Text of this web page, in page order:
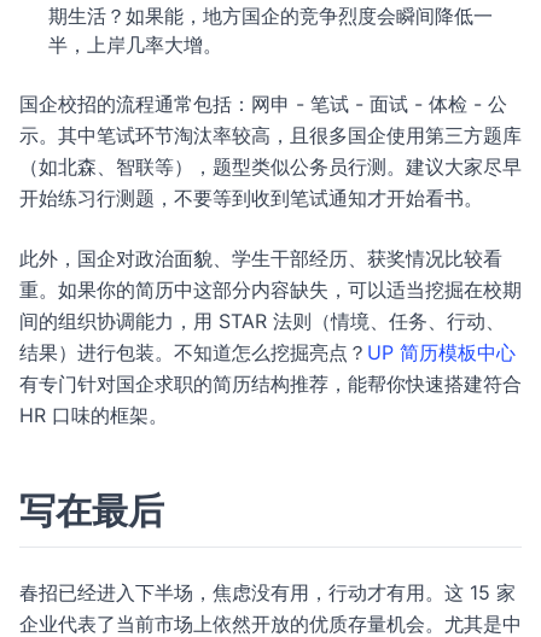
期生活？如果能，地方国企的竞争烈度会瞬间降低一
半，上岸几率大增。
国企校招的流程通常包括：网申 - 笔试 - 面试 - 体检 - 公
示。其中笔试环节淘汰率较高，且很多国企使用第三方题库
（如北森、智联等），题型类似公务员行测。建议大家尽早
开始练习行测题，不要等到收到笔试通知才开始看书。
此外，国企对政治面貌、学生干部经历、获奖情况比较看
重。如果你的简历中这部分内容缺失，可以适当挖掘在校期
间的组织协调能力，用 STAR 法则（情境、任务、行动、
结果）进行包装。不知道怎么挖掘亮点？ UP 简历模板中心
有专门针对国企求职的简历结构推荐，能帮你快速搭建符合
HR 口味的框架。
写在最后
春招已经进入下半场，焦虑没有用，行动才有用。这 15 家
企业代表了当前市场上依然开放的优质存量机会。尤其是中